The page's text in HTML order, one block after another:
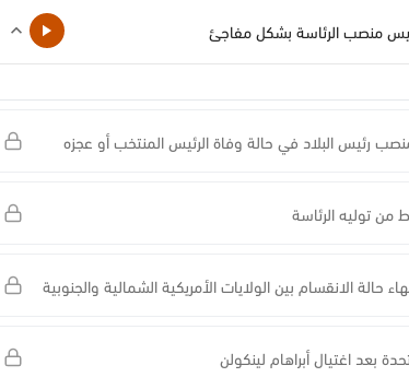
منصب الرئاسة بشكل مفاجئ
رئيس البلاد في حالة وفاة الرئيس المنتخب أو عجزه
من توليه الرئاسة
الانقسام بين الولايات الأمريكية الشمالية والجنوبية
بعد اغتيال أبراهام لينكولن